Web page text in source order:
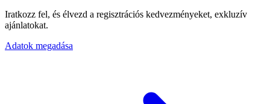
Iratkozz fel, és élvezd a regisztrációs kedvezményeket, exkluzív
ajánlatokat.
Adatok megadása